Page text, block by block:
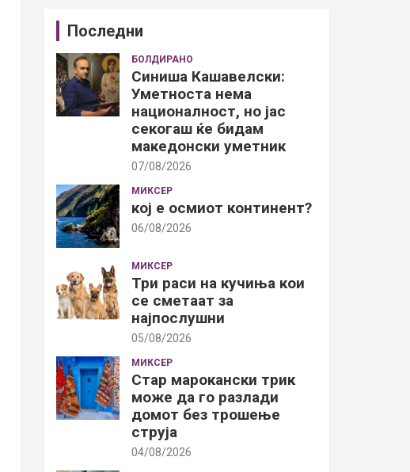
Последни
БОЛДИРАНО
Синиша Кашавелски:
Уметноста нема
националност, но јас
секогаш ќе бидам
македонски уметник
07/08/2026
МИКСЕР
кој е осмиот континент?
06/08/2026
МИКСЕР
Три раси на кучиња кои
се сметаат за
најпослушни
05/08/2026
МИКСЕР
Стар марокански трик
може да го разлади
домот без трошење
струја
04/08/2026